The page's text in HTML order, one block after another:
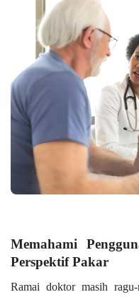
Memahami
Perspektif Pakar
Ramai doktor masih ragu-